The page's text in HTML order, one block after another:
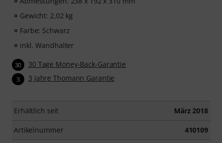
Gewicht: 2,02 kg
Farbe: Schwarz
inkl. Wandhalter
30 30 Tage Money-Back-Garantie
3 3 Jahre Thomann Garantie
Erhältlich seit März 2018
Artikelnummer 410109